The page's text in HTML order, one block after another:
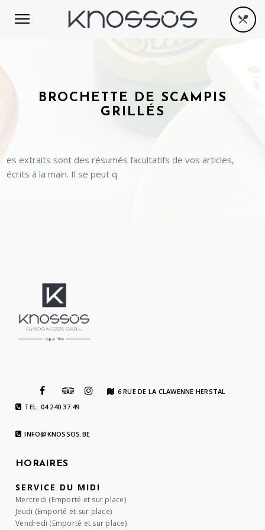
BROCHETTE DE SCAMPIS
GRILLÉS
es extraits sont des résumés facultatifs de vos articles,
écrits à la main. Il se peut q
6 RUE DE LA CLAWENNE HERSTAL
TEL: 04.240.37.49
INFO@KNOSSOS.BE
HORAIRES
SERVICE DU MIDI
Mercredi (Emporté et sur place)
Jeudi (Emporté et sur place)
Vendredi (Emporté et sur place)